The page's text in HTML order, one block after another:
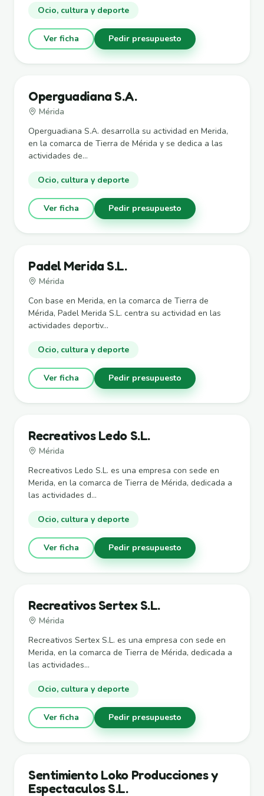
Ocio, cultura y deporte
Ver ficha Pedir presupuesto
Operguadiana S.A.
Mérida
Operguadiana S.A. desarrolla su actividad en Merida,
en la comarca de Tierra de Mérida y se dedica a las
actividades de...
Ocio, cultura y deporte
Ver ficha Pedir presupuesto
Padel Merida S.L.
Mérida
Con base en Merida, en la comarca de Tierra de
Mérida, Padel Merida S.L. centra su actividad en las
actividades deportiv...
Ocio, cultura y deporte
Ver ficha Pedir presupuesto
Recreativos Ledo S.L.
Mérida
Recreativos Ledo S.L. es una empresa con sede en
Merida, en la comarca de Tierra de Mérida, dedicada a
las actividades d...
Ocio, cultura y deporte
Ver ficha Pedir presupuesto
Recreativos Sertex S.L.
Mérida
Recreativos Sertex S.L. es una empresa con sede en
Merida, en la comarca de Tierra de Mérida, dedicada a
las actividades...
Ocio, cultura y deporte
Ver ficha Pedir presupuesto
Sentimiento Loko Producciones y
Espectaculos S.L.